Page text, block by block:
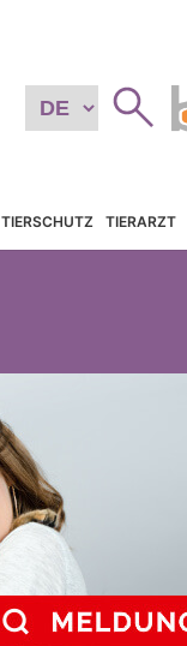
TIERSCHUTZ TIERARZT